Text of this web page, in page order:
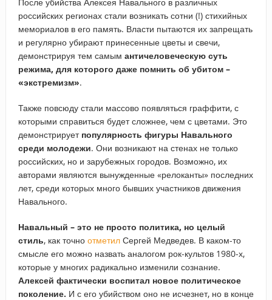
российских регионах стали возникать сотни (!) стихийных
мемориалов в его память. Власти пытаются их запрещать
и регулярно убирают принесенные цветы и свечи,
демонстрируя тем самым античеловеческую суть
режима, для которого даже помнить об убитом –
«экстремизм».
Также повсюду стали массово появляться граффити, с
которыми справиться будет сложнее, чем с цветами. Это
демонстрирует популярность фигуры Навального
среди молодежи. Они возникают на стенах не только
российских, но и зарубежных городов. Возможно, их
авторами являются вынужденные «релоканты» последних
лет, среди которых много бывших участников движения
Навального.
Навальный – это не просто политика, но целый
стиль, как точно отметилСергей Медведев. В каком-то
смысле его можно назвать аналогом рок-культов 1980-х,
которые у многих радикально изменили сознание.
Алексей фактически воспитал новое политическое
поколение. И с его убийством оно не исчезнет, но в конце